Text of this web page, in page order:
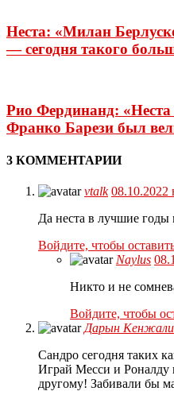
Неста: «Милан
— сегодня такого
Рио Фердинанд:
Франко Барези был
3 КОММЕНТАРИИ
vtalk 08.10.2022
Да неста в лучшие годы
Войдите, чтобы
Naylus
Никто и не
Войдите, чтобы
Дарын
Сандро сегодня таких
Играй Месси и Роналду
другому! Забивали бы